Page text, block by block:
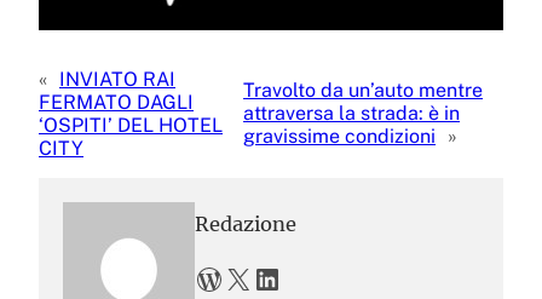
« INVIATO RAI
FERMATO DAGLI
‘OSPITI’ DEL HOTEL
CITY
Travolto da un’auto mentre
attraversa la strada: è in
gravissime condizioni
»
Redazione
WordPress X LinkedIn